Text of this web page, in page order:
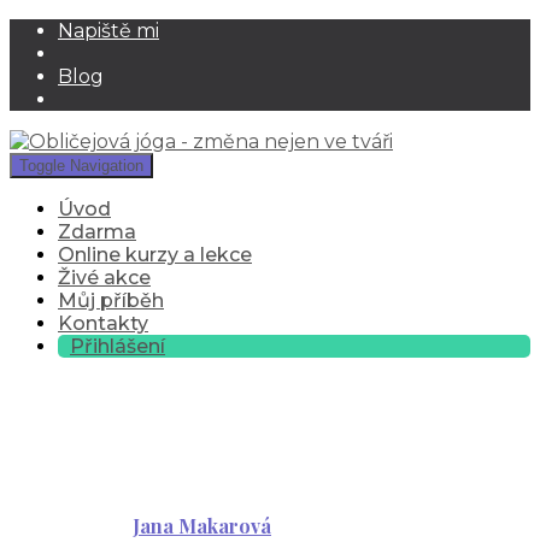
Napiště mi
Blog
Toggle Navigation
Úvod
Zdarma
Online kurzy a lekce
Živé akce
Můj příběh
Kontakty
Přihlášení
Jana Makarová